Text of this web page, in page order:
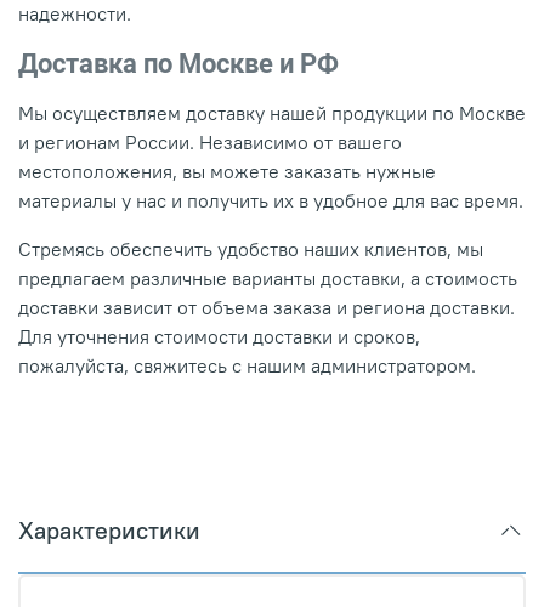
надежности.
Доставка по Москве и РФ
Мы осуществляем доставку нашей продукции по Москве
и регионам России. Независимо от вашего
местоположения, вы можете заказать нужные
материалы у нас и получить их в удобное для вас время.
Стремясь обеспечить удобство наших клиентов, мы
предлагаем различные варианты доставки, а стоимость
доставки зависит от объема заказа и региона доставки.
Для уточнения стоимости доставки и сроков,
пожалуйста, свяжитесь с нашим администратором.
Характеристики